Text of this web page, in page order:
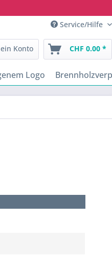
Service/Hilfe
Konto CHF 0.00 *
Logo